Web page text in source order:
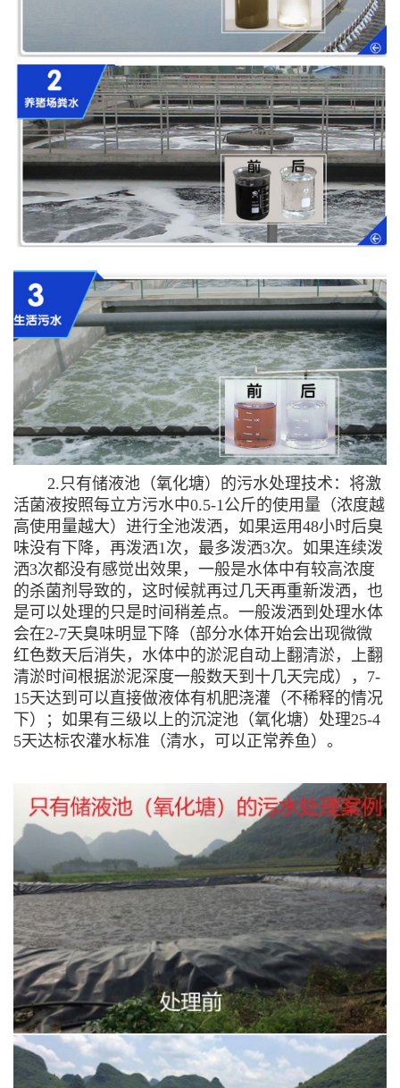
2.只有储液池（氧化塘）的污水处理技术：将激
活菌液按照每立方污水中0.5-1公斤的使用量（浓度越
高使用量越大）进行全池泼洒，如果运用48小时后臭
味没有下降，再泼洒1次，最多泼洒3次。如果连续泼
洒3次都没有感觉出效果，一般是水体中有较高浓度
的杀菌剂导致的，这时候就再过几天再重新泼洒，也
是可以处理的只是时间稍差点。一般泼洒到处理水体
会在2-7天臭味明显下降（部分水体开始会出现微微
红色数天后消失，水体中的淤泥自动上翻清淤，上翻
清淤时间根据淤泥深度一般数天到十几天完成），7-
15天达到可以直接做液体有机肥浇灌（不稀释的情况
下）；如果有三级以上的沉淀池（氧化塘）处理25-4
5天达标农灌水标准（清水，可以正常养鱼）。